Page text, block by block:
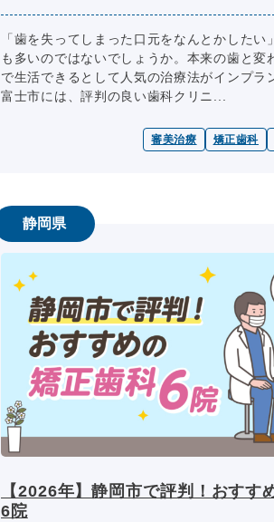
「歯を失ってしまった口元をなんとかしたい
も多いのではないでしょうか。本来の歯と変
で生活できるとして人気の治療法がインプラ
富士市には、評判の良い歯科クリニ...
審美治療 矯正歯科
静岡県
【2026年】静岡市で評判！おすす
6院